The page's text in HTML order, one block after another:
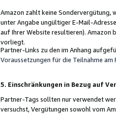
Amazon zahlt keine Sondervergütung,
unter Angabe ungültiger E-Mail-
auf Ihrer Website resultieren). Amazon
vorliegt.
Partner-Links zu den im Anhang
Voraussetzungen für die Teilnahme
5. Einschränkungen in Bezug auf
Partner-Tags sollten nur verwendet
versuchst, Vergütungen sowohl vom